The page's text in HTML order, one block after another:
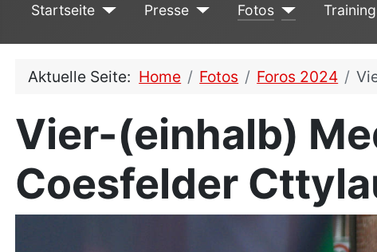
Startseite Presse Fotos
Aktuelle Seite: Home Fotos Foros 2024
Vier-(einhalb)
Coesfelder